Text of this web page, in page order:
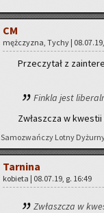
CM
męż­czy­zna, Tychy |
Prze­czy­tał z
Fin­kla jest
Zwłasz­cza w
Sa­mo­zwań­czy Lotny
Tar­ni­na
ko­bie­ta | 08.07.19, g. 16:49
Zwłasz­cza w